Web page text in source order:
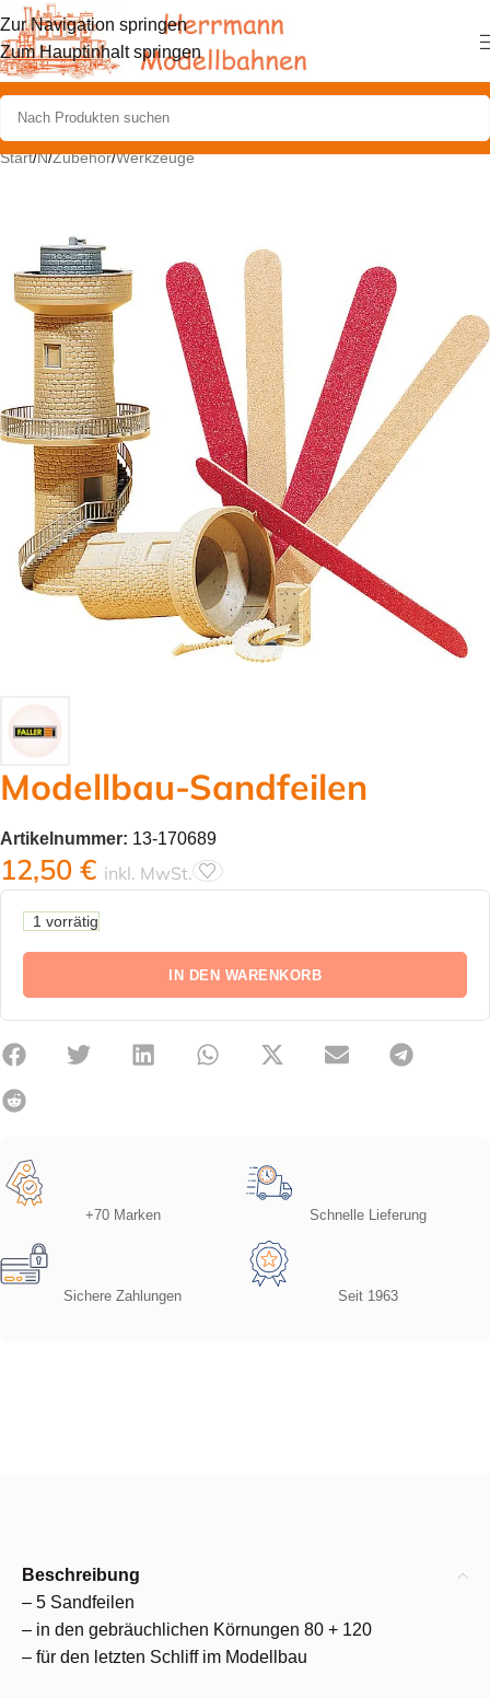
Zur Navigation springen
Zum Hauptinhalt springen
Start/N/Zubehör/Werkzeuge
Modellbau-Sandfeilen
Artikelnummer: 13-170689
12,50 € inkl. MwSt.
1 vorrätig
IN DEN WARENKORB
+70 Marken Schnelle Lieferung
Sichere Zahlungen Seit 1963
Beschreibung
– 5 Sandfeilen
– in den gebräuchlichen Körnungen 80 + 120
– für den letzten Schliff im Modellbau